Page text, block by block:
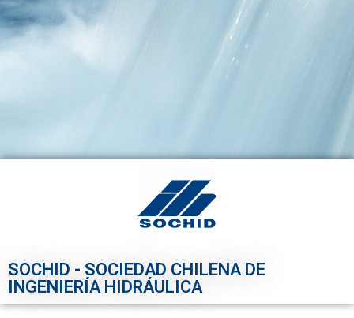
SOCHID - SOCIEDAD CHILENA DE
INGENIERÍA HIDRÁULICA